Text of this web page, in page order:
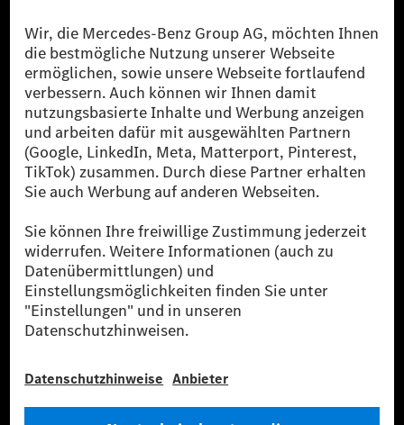
[1] Bilanziell CO₂-neutral bedeutet, dass nicht vermiedene oder nicht
reduzierte CO₂-Emissionen bei der Mercedes-Benz Group durch
zertifizierte Ausgleichsprojekte kompensiert werden.
[2] Renewable Charging ist ein integraler Bestandteil von MB.CHARGE
Public in Europa, den USA, Kanada und China. Sofern an der jeweiligen
Ladestation noch kein Strom aus erneuerbaren Energien vorliegt,
verwendet Renewable Charging Grünstromzertifikate*. Diese stellen
sicher, dass für Ladevorgänge über MB.CHARGE Public eine äquivalente
Strommenge aus erneuerbaren Energien ins Stromnetz eingespeist wird.
* Inkl. EKOenergy Ökolabel
* Die angegebenen Werte wurden nach dem vorgeschriebenen
Messverfahren WLTP (Worldwide harmonised Light vehicles Test
Procedure) ermittelt. Die angegebenen Spannweiten beziehen sich auf
den europäischen Markt. Der Energieverbrauch und der CO₂-Ausstoß
eines Pkw sind nicht nur von der effizienten Ausnutzung des Kraftstoffs
bzw. des Energieträgers durch den Pkw, sondern auch vom Fahrstil und
** Der Stromverbrauch wurde auf der Grundlage der VO 692/2008/EG
Fahrzeugkonfiguration.